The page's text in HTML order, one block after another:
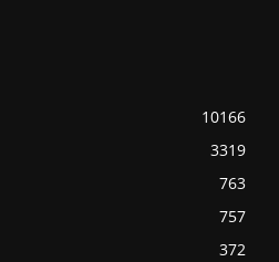
10166
3319
763
757
372